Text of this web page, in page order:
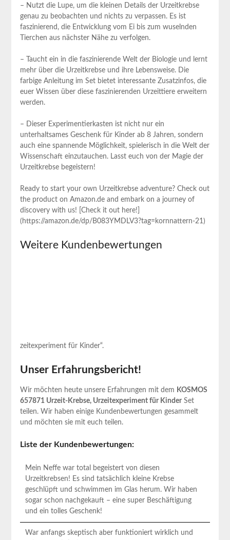
– Nutzt die Lupe, um die kleinen Details der Urzeitkrebse
genau zu beobachten und nichts zu verpassen. Es ist
faszinierend, die Entwicklung vom Ei bis zum wuselnden
Tierchen aus nächster Nähe zu verfolgen.
– Taucht ein in die faszinierende Welt der Biologie und lernt
mehr über die Urzeitkrebse und ihre Lebensweise. Die
farbige Anleitung im Set bietet interessante Zusatzinfos, die
euer Wissen über diese faszinierenden Urzeittiere erweitern
werden.
– Dieser Experimentierkasten ist nicht nur ein
unterhaltsames Geschenk für Kinder ab 8 Jahren, sondern
auch eine spannende Möglichkeit, spielerisch in die Welt der
Wissenschaft einzutauchen. Lasst euch von der Magie der
Urzeitkrebse begeistern!
Ready to start your own Urzeitkrebse adventure? Check out
the product on Amazon.de and embark on a journey of
discovery with us! [Check it out here!]
(https://amazon.de/dp/B083YMDLV3?tag=kornnattern-21)
Weitere Kundenbewertungen
zeitexperiment für Kinder“.
Unser Erfahrungsbericht!
Wir möchten heute unsere Erfahrungen mit dem KOSMOS
657871 Urzeit-Krebse, Urzeitexperiment für KinderSet
teilen. Wir haben einige Kundenbewertungen gesammelt
und möchten sie mit euch teilen.
Liste der Kundenbewertungen:
Mein Neffe war total begeistert von diesen
Urzeitkrebsen! Es sind tatsächlich kleine Krebse
geschlüpft und schwimmen im Glas herum. Wir haben
sogar schon nachgekauft – eine super Beschäftigung
und ein tolles Geschenk!
War anfangs skeptisch aber funktioniert wirklich und